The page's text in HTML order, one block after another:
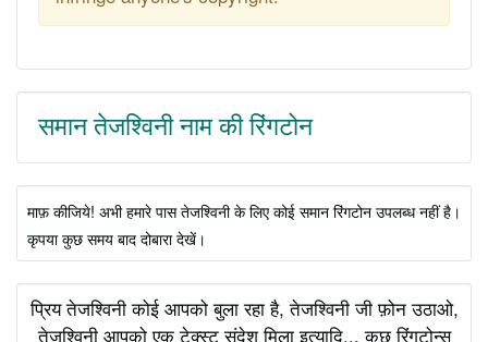
समान तेजश्विनी नाम की रिंगटोन
माफ़ कीजिये! अभी हमारे पास तेजश्विनी के लिए कोई समान रिंगटोन उपलब्ध नहीं है।
कृपया कुछ समय बाद दोबारा देखें।
प्रिय तेजश्विनी कोई आपको बुला रहा है, तेजश्विनी जी फ़ोन उठाओ,
तेजश्विनी आपको एक टेक्स्ट संदेश मिला इत्यादि... कुछ रिंगटोन्स